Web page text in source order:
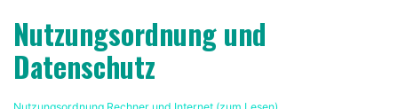
Nutzungsordnung und
Datenschutz